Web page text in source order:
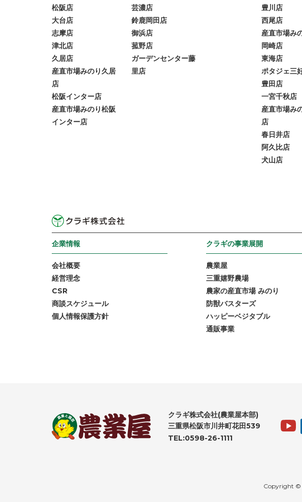
松阪店
大台店
志摩店
津北店
久居店
産直市場みのり久居
店
松阪インター店
産直市場みのり松阪
インター店
芸濃店
鈴鹿岡田店
御浜店
菰野店
ガーデンセンター藤
里店
豊川店
西尾店
産直市場み
岡崎店
東海店
ポタジェ三
豊田店
一宮千秋店
産直市場み
店
春日井店
阿久比店
犬山店
企業情報
会社概要
経営理念
CSR
商談スケジュール
個人情報保護方針
クラギの事業展開
農業屋
三重嬉野農場
農家の産直市場 みのり
防獣バスターズ
ハッピーベジタブル
通販事業
クラギ株式会社(農業屋本部)
三重県松阪市川井町花田539
TEL:0598-26-1111
Copyright ©